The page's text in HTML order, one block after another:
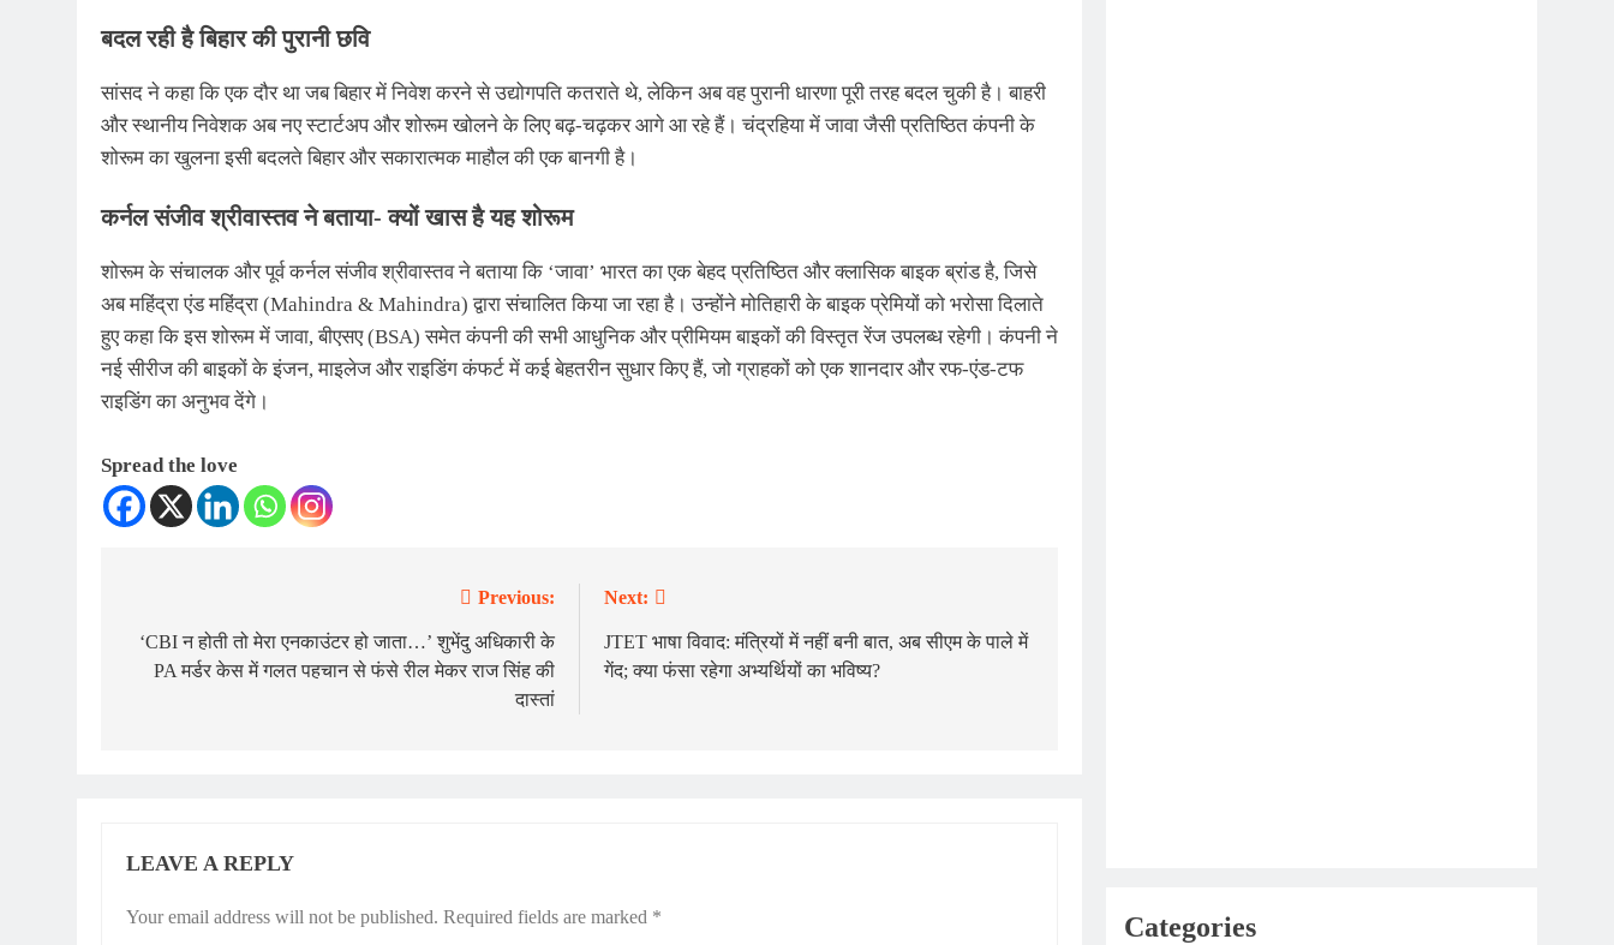
बदल रही है बिहार की पुरानी छवि
सांसद ने कहा कि एक दौर था जब बिहार में निवेश करने से उद्योगपति कतराते थे, लेकिन अब वह पुरानी धारणा पूरी तरह बदल चुकी है। बाहरी
और स्थानीय निवेशक अब नए स्टार्टअप और शोरूम खोलने के लिए बढ़-चढ़कर आगे आ रहे हैं। चंद्रहिया में जावा जैसी प्रतिष्ठित कंपनी के
शोरूम का खुलना इसी बदलते बिहार और सकारात्मक माहौल की एक बानगी है।
कर्नल संजीव श्रीवास्तव ने बताया- क्यों खास है यह शोरूम
शोरूम के संचालक और पूर्व कर्नल संजीव श्रीवास्तव ने बताया कि ‘जावा’ भारत का एक बेहद प्रतिष्ठित और क्लासिक बाइक ब्रांड है, जिसे
अब महिंद्रा एंड महिंद्रा (Mahindra & Mahindra) द्वारा संचालित किया जा रहा है। उन्होंने मोतिहारी के बाइक प्रेमियों को भरोसा दिलाते
हुए कहा कि इस शोरूम में जावा, बीएसए (BSA) समेत कंपनी की सभी आधुनिक और प्रीमियम बाइकों की विस्तृत रेंज उपलब्ध रहेगी। कंपनी ने
नई सीरीज की बाइकों के इंजन, माइलेज और राइडिंग कंफर्ट में कई बेहतरीन सुधार किए हैं, जो ग्राहकों को एक शानदार और रफ-एंड-टफ
राइडिंग का अनुभव देंगे।
Spread the love
navigation
Previous:
‘CBI न होती तो मेरा एनकाउंटर हो जाता…’ शुभेंदु अधिकारी के
PA मर्डर केस में गलत पहचान से फंसे रील मेकर राज सिंह की
दास्तां
Next:
JTET भाषा विवाद: मंत्रियों में नहीं बनी बात, अब सीएम के पाले में
गेंद; क्या फंसा रहेगा अभ्यर्थियों का भविष्य?
LEAVE A REPLY
Your email address will not be published. Required fields are marked * Categories